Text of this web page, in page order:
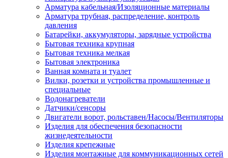
Арматура кабельная/Изоляционные материалы
Арматура трубная, распределение, контроль
давления
Батарейки, аккумуляторы, зарядные устройства
Бытовая техника крупная
Бытовая техника мелкая
Бытовая электроника
Ванная комната и туалет
Вилки, розетки и устройства промышленные и
специальные
Водонагреватели
Датчики/сенсоры
Двигатели ворот, рольставен/Насосы/Вентиляторы
Изделия для обеспечения безопасности
жизнедеятельности
Изделия крепежные
Изделия монтажные для коммуникационных сетей